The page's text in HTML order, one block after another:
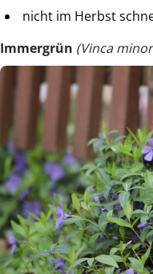
nicht im Herbst
Immergrün (Vinca